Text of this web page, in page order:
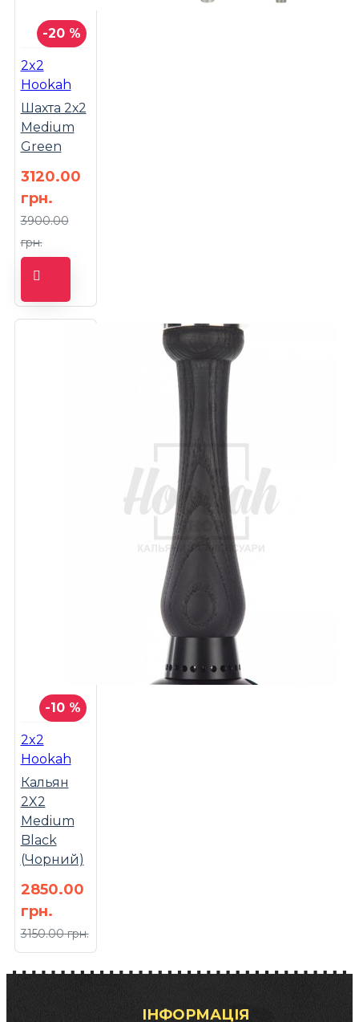
-20 %
2x2
Hookah
Шахта 2х2
Medium
Green
3120.00
грн.
3900.00
грн.
-10 %
2x2
Hookah
Кальян
2X2
Medium
Black
(Чорний)
2850.00
грн.
3150.00 грн.
ІНФОРМАЦІЯ